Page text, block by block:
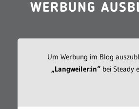
WERBUNG
Um Werbung im Blog
„Langweiler:in“bei Steady